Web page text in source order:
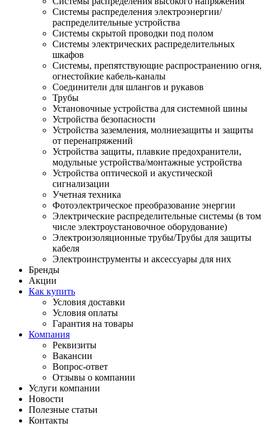
Системы распределения электроэнергии/
распределительные устройства
Системы скрытой проводки под полом
Системы электрических распределительных
шкафов
Системы, препятствующие распространению огня,
огнестойкие кабель-каналы
Соединители для шлангов и рукавов
Трубы
Установочные устройства для системной шины
Устройства безопасности
Устройства заземления, молниезащиты и защиты
от перенапряжений
Устройства защиты, плавкие предохранители,
модульные устройства/монтажные устройства
Устройства оптической и акустической
сигнализации
Учетная техника
Фотоэлектрическое преобразование энергии
Электрические распределительные системы (в том
числе электроустановочное оборудование)
Электроизоляционные трубы/Трубы для защиты
кабеля
Электроинструменты и аксессуары для них
Бренды
Акции
Как купить
Условия доставки
Условия оплаты
Гарантия на товары
Компания
Реквизиты
Вакансии
Вопрос-ответ
Отзывы о компании
Услуги компании
Новости
Полезные статьи
Контакты